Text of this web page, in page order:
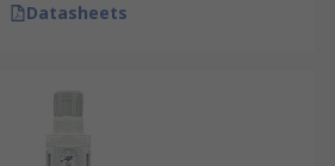
Datasheets